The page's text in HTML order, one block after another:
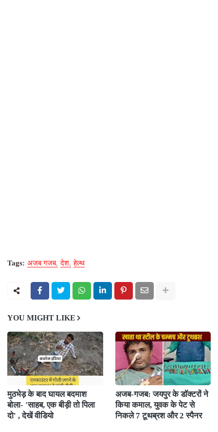
Tags: अजब गजब देश हेल्थ
YOU MIGHT LIKE
मुठभेड़ के बाद घायल बदमाश
बोला- 'साहब, एक बीड़ी तो पिला
दो' , देखें वीडियो
अजब-गजब: जयपुर के डॉक्टरों ने
किया कमाल, युवक के पेट से
निकले 7 टूथब्रश और 2 स्पैनर